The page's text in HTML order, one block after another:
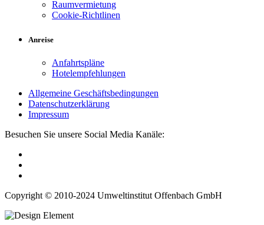
Raumvermietung
Cookie-Richtlinen
Anreise
Anfahrtspläne
Hotelempfehlungen
Allgemeine Geschäftsbedingungen
Datenschutzerklärung
Impressum
Besuchen Sie unsere Social Media Kanäle:
Copyright © 2010-2024 Umweltinstitut Offenbach GmbH